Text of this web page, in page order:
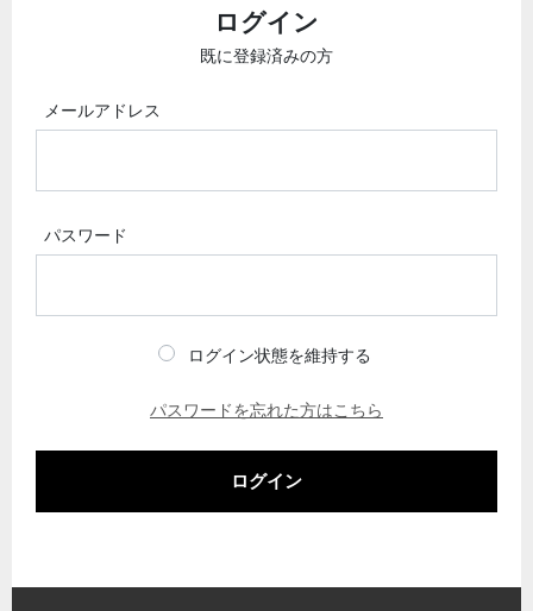
ログイン
既に登録済みの方
メールアドレス
パスワード
ログイン状態を維持する
パスワードを忘れた方はこちら
ログイン